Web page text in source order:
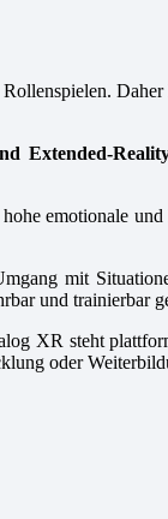
Extended-
emotionale
mit
und trainierbar
XR steht
oder